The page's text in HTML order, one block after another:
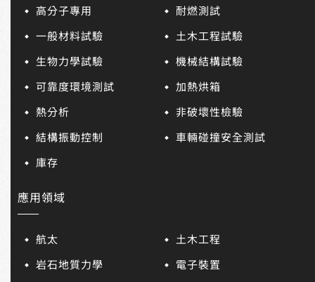
高分子專用
耐燃測試
一般材料試驗
土木工程試驗
生物力學試驗
機械結構試驗
可靠度環境測試
加熱烘箱
熱分析
非破壞性檢驗
結構振動控制
車輛碰撞安全測試
庫存
應用領域
航太
土木工程
岩石地質力學
電子裝置